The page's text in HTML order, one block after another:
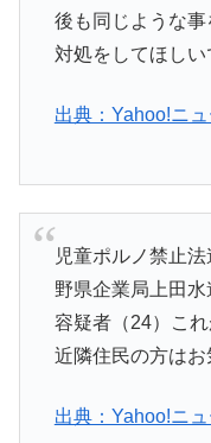
後も同じような
対処をしてほしい
出典：Yahoo!ニュ
児童ポルノ禁止
野県企業局上田
容疑者（24）こ
近隣住民の方はお
出典：Yahoo!ニュ